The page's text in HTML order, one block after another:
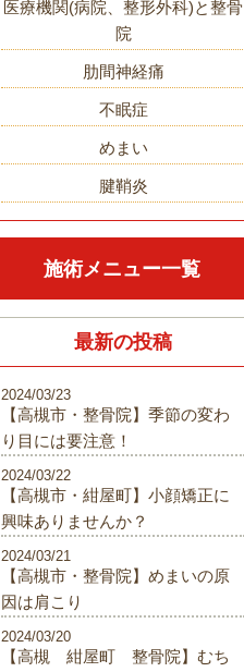
医療機関(病院、整形外科)と整骨
院
肋間神経痛
不眠症
めまい
腱鞘炎
施術メニュー一覧
最新の投稿
【高槻市・整骨院】季節の変わ
り目には要注意！
2024/03/23
【高槻市・紺屋町】小顔矯正に
興味ありませんか？
2024/03/22
【高槻市・整骨院】めまいの原
因は肩こり
2024/03/21
【高槻 紺屋町 整骨院】むち
2024/03/20